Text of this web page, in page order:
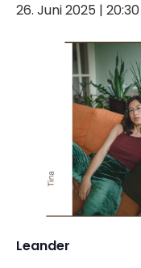
26. Juni 2025 | 20:30
Leander